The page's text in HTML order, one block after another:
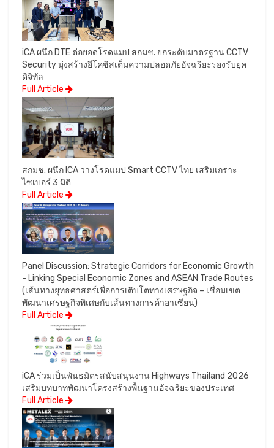
iCA ผนึก DTE ต่อยอดโรดแมป สกมช. ยกระดับมาตรฐาน CCTV
Security มุ่งสร้างอีโคซิสเต็มความปลอดภัยอัจฉริยะรองรับยุค
ดิจิทัล
Full Article
สกมช. ผนึก ICA วางโรดแมป Smart CCTV ไทย เสริมเกราะ
ไซเบอร์ 3 มิติ
Full Article
Panel Discussion: Strategic Corridors for Economic Growth
- Linking Special Economic Zones and ASEAN Trade Routes
(เส้นทางยุทธศาสตร์เพื่อการเติบโตทางเศรษฐกิจ – เชื่อมเขต
พัฒนาเศรษฐกิจพิเศษกับเส้นทางการค้าอาเซียน)
Full Article
iCA ร่วมเป็นพันธมิตรสนับสนุนงาน Highways Thailand 2026
เสริมบทบาทพัฒนาโครงสร้างพื้นฐานอัจฉริยะของประเทศ
Full Article